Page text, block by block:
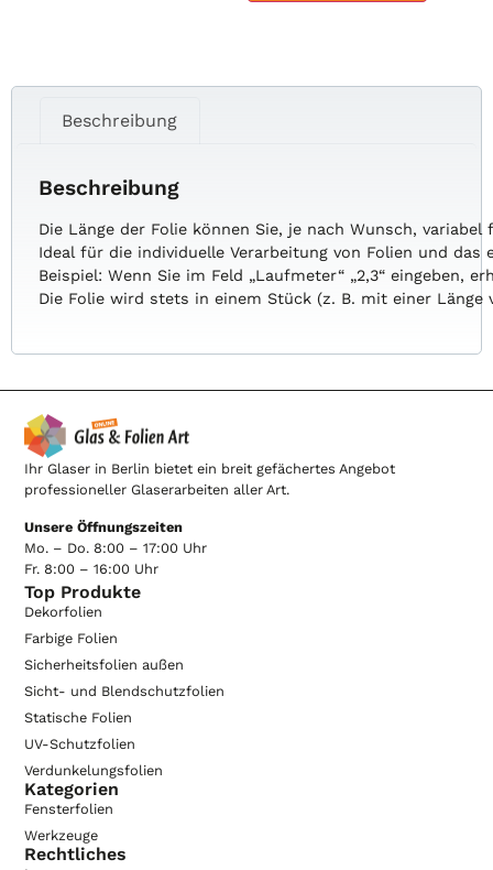
Beschreibung
Beschreibung
Die Längeder Folie können Sie, je nachWunsch,variabel
Idealfürdie individuelleVerarbeitungvon Folien unddas
Beispiel:Wenn Sie im Feld „Laufmeter“ „2,3“eingeben,
Die Foliewirdstets ineinemStück (z. B. miteiner Länge
Ihr Glaser in Berlin bietet ein breit gefächertes Angebot
professioneller Glaserarbeiten aller Art.
Unsere Öffnungszeiten
Mo. – Do. 8:00 – 17:00 Uhr
Fr. 8:00 – 16:00 Uhr
Top Produkte
Dekorfolien
Farbige Folien
Sicherheitsfolien außen
Sicht- und Blendschutzfolien
Statische Folien
UV-Schutzfolien
Verdunkelungsfolien
Kategorien
Fensterfolien
Werkzeuge
Rechtliches